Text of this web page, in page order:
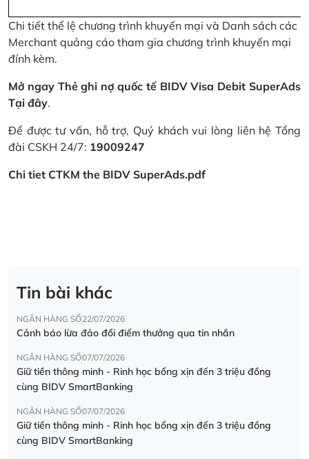
Chi tiết thể lệ chương trình khuyến mại và Danh sách các
Merchant quảng cáo tham gia chương trình khuyến mại
đính kèm.
Mở ngay Thẻ ghi nợ quốc tế BIDV Visa Debit SuperAds
Tại đây.
Để được tư vấn, hỗ trợ, Quý khách vui lòng liên hệ Tổng
đài CSKH 24/7: 19009247
Chi tiet CTKM the BIDV SuperAds.pdf
Tin bài khác
NGÂN HÀNG SỐ22/07/2026
Cảnh báo lừa đảo đổi điểm thưởng qua tin nhắn
NGÂN HÀNG SỐ07/07/2026
Giữ tiền thông minh - Rinh học bổng xịn đến 3 triệu đồng
cùng BIDV SmartBanking
NGÂN HÀNG SỐ07/07/2026
Giữ tiền thông minh - Rinh học bổng xịn đến 3 triệu đồng
cùng BIDV SmartBanking